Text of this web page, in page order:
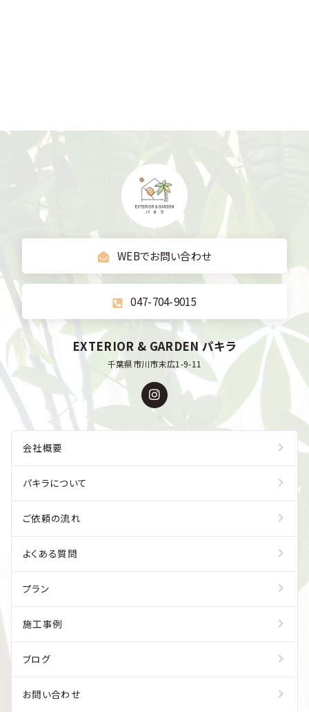
WEBでお問い合わせ
047-704-9015
EXTERIOR & GARDEN パキラ
千葉県市川市末広1-9-11
会社概要
パキラについて
ご依頼の流れ
よくある質問
プラン
施工事例
ブログ
お問い合わせ